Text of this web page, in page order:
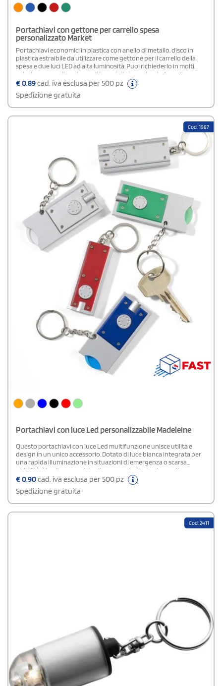
Portachiavi con gettone per carrello spesa
personalizzato Market
Portachiavi economici in plastica con anello di metallo, disco in
plastica estraibile da utilizzare come gettone per il carrello della
spesa e due luci LED ad alta luminosità. Puoi richiederlo in molti
colori e personalizzarlo con il logo della tua azienda.Area di
stampa: 3,5x1,5 cm
€0,89cad. iva esclusa per 500 pz
Spedizione gratuita
Cod: 1987
Portachiavi con luce Led personalizzabile Madeleine
Questo portachiavi con luce Led multifunzione unisce utilità e
design in un unico accessorio. Dotato di luce bianca integrata per
una rapida illuminazione in situazioni di emergenza o scarsa
visibilità, è inoltre provvisto di un vano dedicato che ospita un
gettone compatibile con i carrelli della spesa, equivalente a una
moneta da 50 centesimi. Il gettone, incluso nella confezione, è
realizzato in resistente materiale ABS, leggero e durevole.
€0,90cad. iva esclusa per 500 pz
Spedizione gratuita
Cod: 2411